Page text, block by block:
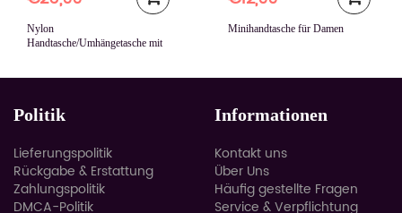
Nylon
Handtasche/Umhängetasche mit
Minihandtasche für Damen
Politik
Lieferungspolitik
Rückgabe & Erstattung
Zahlungspolitik
DMCA-Politik
Informationen
Kontakt uns
Über Uns
Häufig gestellte Fragen
Service & Verpflichtung